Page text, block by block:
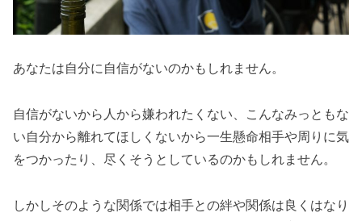
あなたは自分に自信がないのかもしれません。
自信がないから人から嫌われたくない、こんなみっともな
い自分から離れてほしくないから一生懸命相手や周りに気
をつかったり、尽くそうとしているのかもしれません。
しかしそのような関係では相手との絆や関係は良くはなり